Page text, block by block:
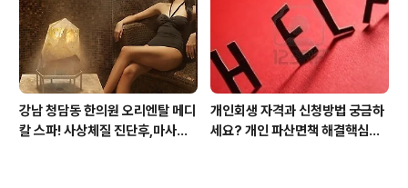
강남 청담동 한의원 오리엔탈 메디
칼 스파! 사상체질 진단후,마사지,
개인회생 자격과 신청방법 궁금하
세요? 개인 파산면책 해결핵심은?